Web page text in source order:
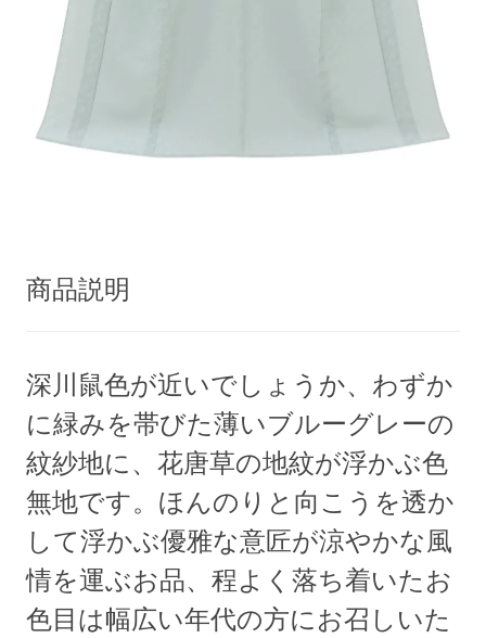
商品説明
深川鼠色が近いでしょうか、わずか
に緑みを帯びた薄いブルーグレーの
紋紗地に、花唐草の地紋が浮かぶ色
無地です。ほんのりと向こうを透か
して浮かぶ優雅な意匠が涼やかな風
情を運ぶお品、程よく落ち着いたお
色目は幅広い年代の方にお召しいた